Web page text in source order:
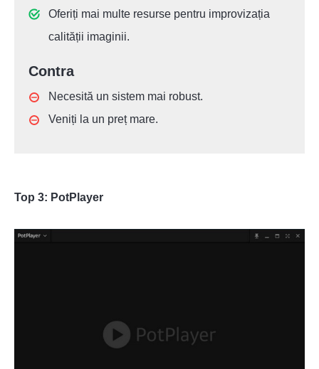
Oferiți mai multe resurse pentru improvizația
calității imaginii.
Contra
Necesită un sistem mai robust.
Veniți la un preț mare.
Top 3: PotPlayer